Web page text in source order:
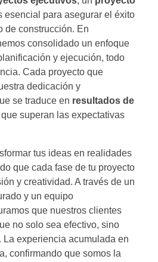
esencial para asegurar el éxito
de construcción. En
consolidado un enfoque
y ejecución, todo
Cada proyecto que
dedicación y
se traduce en resultados de
que superan las expectativas
tus ideas en realidades
que cada fase de tu proyecto
y creatividad. A través de un
y un equipo
que nuestros clientes
no solo sea efectivo, sino
La experiencia acumulada en
confirmando que somos la